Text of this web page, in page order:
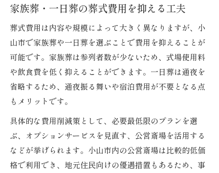
家族葬・一日葬の葬式費用を抑える工夫
葬式費用は内容や規模によって大きく異なりますが、小
山市で家族葬や一日葬を選ぶことで費用を抑えることが
可能です。家族葬は参列者数が少ないため、式場使用料
や飲食費を低く抑えることができます。一日葬は通夜を
省略するため、通夜振る舞いや宿泊費用が不要となる点
もメリットです。
具体的な費用削減策として、必要最低限のプランを選
ぶ、オプションサービスを見直す、公営斎場を活用する
などが挙げられます。小山市内の公営斎場は比較的低価
格で利用でき、地元住民向けの優遇措置もあるため、事